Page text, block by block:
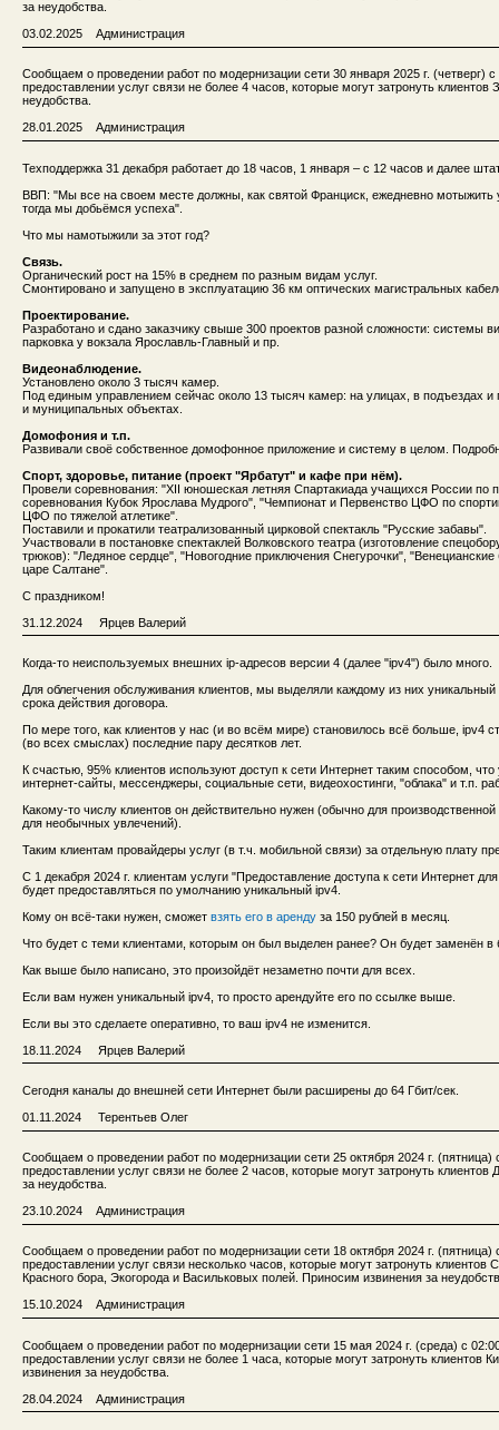
за неудобства.
03.02.2025 Администрация
Сообщаем о проведении работ по модернизации сети 30 января 2025 г.
предоставлении услуг связи не более 4 часов, которые могут затронуть
неудобства.
28.01.2025 Администрация
Техподдержка 31 декабря работает до 18 часов, 1 января – с 12 часов и далее
ВВП: "Мы все на своем месте должны, как святой Франциск, ежедневно мотыжить
тогда мы добьёмся успеха".
Что мы намотыжили за этот год?
Связь.
Органический рост на 15% в среднем по разным видам услуг.
Смонтировано и запущено в эксплуатацию 36 км оптических магистральных
Проектирование.
Разработано и сдано заказчику свыше 300 проектов разной сложности: системы
парковка у вокзала Ярославль-Главный и пр.
Видеонаблюдение.
Установлено около 3 тысяч камер.
Под единым управлением сейчас около 13 тысяч камер: на улицах, в подъездах
и муниципальных объектах.
Домофония и т.п.
Развивали своё собственное домофонное приложение и систему в целом.
Спорт, здоровье, питание (проект "Ярбатут" и кафе при нём).
Провели соревнования: "XII юношеская летняя Спартакиада учащихся России по
соревнования Кубок Ярослава Мудрого", "Чемпионат и Первенство ЦФО по
ЦФО по тяжелой атлетике".
Поставили и прокатили театрализованный цирковой спектакль "Русские забавы".
Участвовали в постановке спектаклей Волковского театра (изготовление
трюков): "Ледяное сердце", "Новогодние приключения Снегурочки",
царе Салтане".
С праздником!
31.12.2024 Ярцев Валерий
Когда-то неиспользуемых внешних ip-адресов версии 4 (далее "ipv4") было много.
Для облегчения обслуживания клиентов, мы выделяли каждому из них
срока действия договора.
По мере того, как клиентов у нас (и во всём мире) становилось всё больше, ipv4
(во всех смыслах) последние пару десятков лет.
К счастью, 95% клиентов используют доступ к сети Интернет таким способом,
интернет-сайты, мессенджеры, социальные сети, видеохостинги, "облака" и т.п.
Какому-то числу клиентов он действительно нужен (обычно для
для необычных увлечений).
Таким клиентам провайдеры услуг (в т.ч. мобильной связи) за отдельную плату
С 1 декабря 2024 г. клиентам услуги "Предоставление доступа к сети Интернет
будет предоставляться по умолчанию уникальный ipv4.
Кому он всё-таки нужен, сможет взять его в аренду за 150 рублей в месяц.
Что будет с теми клиентами, которым он был выделен ранее? Он будет заменён
Как выше было написано, это произойдёт незаметно почти для всех.
Если вам нужен уникальный ipv4, то просто арендуйте его по ссылке выше.
Если вы это сделаете оперативно, то ваш ipv4 не изменится.
18.11.2024 Ярцев Валерий
Сегодня каналы до внешней сети Интернет были расширены до 64 Гбит/сек.
01.11.2024 Терентьев Олег
Сообщаем о проведении работ по модернизации сети 25 октября 2024 г.
предоставлении услуг связи не более 2 часов, которые могут затронуть
за неудобства.
23.10.2024 Администрация
Сообщаем о проведении работ по модернизации сети 18 октября 2024 г.
предоставлении услуг связи несколько часов, которые могут затронуть
Красного бора, Экогорода и Васильковых полей. Приносим извинения за
15.10.2024 Администрация
Сообщаем о проведении работ по модернизации сети 15 мая 2024 г. (среда) с
предоставлении услуг связи не более 1 часа, которые могут затронуть клиентов
извинения за неудобства.
28.04.2024 Администрация